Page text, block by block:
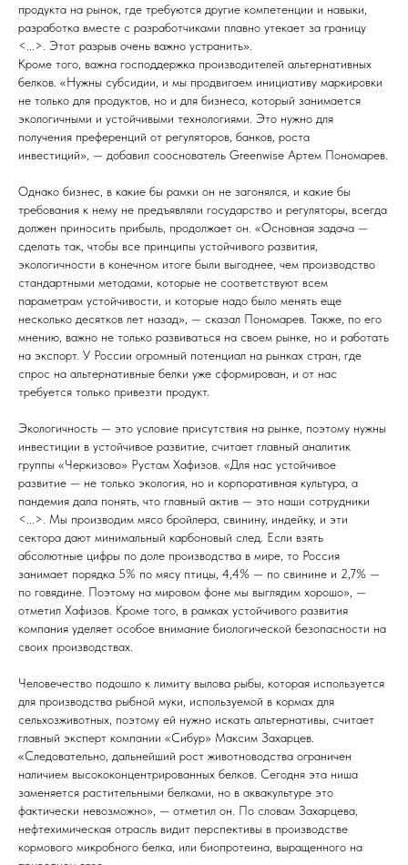
продукта на рынок, где требуются другие компетенции и навыки,
разработка вместе с разработчиками плавно утекает за границу
<...>. Этот разрыв очень важно устранить».
Кроме того, важна господдержка производителей альтернативных
белков. «Нужны субсидии, и мы продвигаем инициативу маркировки
не только для продуктов, но и для бизнеса, который занимается
экологичными и устойчивыми технологиями. Это нужно для
получения преференций от регуляторов, банков, роста
инвестиций», — добавил сооснователь Greenwise Артем Пономарев.
Однако бизнес, в какие бы рамки он не загонялся, и какие бы
требования к нему не предъявляли государство и регуляторы, всегда
должен приносить прибыль, продолжает он. «Основная задача —
сделать так, чтобы все принципы устойчивого развития,
экологичности в конечном итоге были выгоднее, чем производство
стандартными методами, которые не соответствуют всем
параметрам устойчивости, и которые надо было менять еще
несколько десятков лет назад», — сказал Пономарев. Также, по его
мнению, важно не только развиваться на своем рынке, но и работать
на экспорт. У России огромный потенциал на рынках стран, где
спрос на альтернативные белки уже сформирован, и от нас
требуется только привезти продукт.
Экологичность — это условие присутствия на рынке, поэтому нужны
инвестиции в устойчивое развитие, считает главный аналитик
группы «Черкизово» Рустам Хафизов. «Для нас устойчивое
развитие — не только экология, но и корпоративная культура, а
пандемия дала понять, что главный актив — это наши сотрудники
<...>. Мы производим мясо бройлера, свинину, индейку, и эти
сектора дают минимальный карбоновый след. Если взять
абсолютные цифры по доле производства в мире, то Россия
занимает порядка 5% по мясу птицы, 4,4% — по свинине и 2,7% —
по говядине. Поэтому на мировом фоне мы выглядим хорошо», —
отметил Хафизов. Кроме того, в рамках устойчивого развития
компания уделяет особое внимание биологической безопасности на
своих производствах.
Человечество подошло к лимиту вылова рыбы, которая используется
для производства рыбной муки, используемой в кормах для
сельхозживотных, поэтому ей нужно искать альтернативы, считает
главный эксперт компании «Сибур» Максим Захарцев.
«Следовательно, дальнейший рост животноводства ограничен
наличием высококонцентрированных белков. Сегодня эта ниша
заменяется растительными белками, но в аквакультуре это
фактически невозможно», — отметил он. По словам Захарцева,
нефтехимическая отрасль видит перспективы в производстве
кормового микробного белка, или биопротеина, выращенного на